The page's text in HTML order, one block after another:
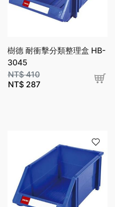
樹德 耐衝擊分類整理盒 HB-
3045
NT$410
NT$287